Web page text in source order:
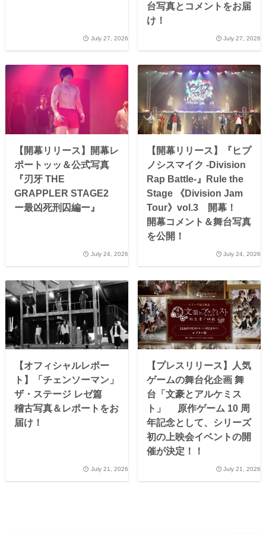
July 27, 2026
台写真とコメントをお届
け！
July 27, 2026
【開幕リリース】開幕レ
ポートッッ＆公式写真
『刃牙 THE
GRAPPLER STAGE2
ー最凶死刑囚編ー』
July 24, 2026
【開幕リリース】『ヒプ
ノシスマイク -Division
Rap Battle-』Rule the
Stage 《Division Jam
Tour》vol.3 開幕！
開幕コメント＆舞台写真
を公開！
July 24, 2026
【オフィシャルレポー
ト】「チェンソーマン」
ザ・ステージ レゼ篇
稽古写真＆レポートをお
届け！
July 21, 2026
【プレスリリース】人気
ゲームの舞台化企画 舞
台「文豪とアルケミス
ト」 原作ゲーム 10 周
年記念として、シリーズ
初の上映会イベントの開
催が決定！！
July 21, 2026